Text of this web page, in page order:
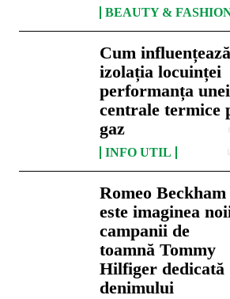
BEAUTY &
Cum influențează
izolația locuinței
performanța unei
centrale termice
gaz
INFO UTIL
Romeo Beckham
este imaginea
campanii de
toamnă Tommy
Hilfiger dedicată
denimului